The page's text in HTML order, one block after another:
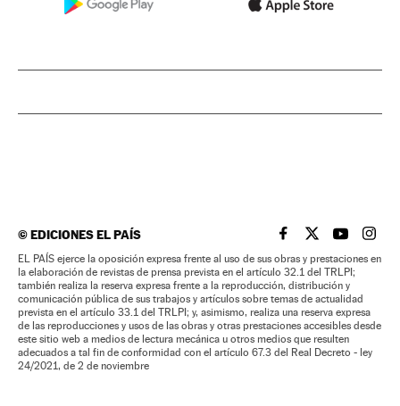
©EDICIONES EL PAÍS EL PAÍS BRASIL EN
EL PAÍSEL PAÍS
EL
EL PAÍS ejerce la oposición expresa frente al uso de sus obras y prestaciones en
la elaboración de revistas de prensa prevista en el artículo 32.1 del TRLPI;
también realiza la reserva expresa frente a la reproducción, distribución y
comunicación pública de sus trabajos y artículos sobre temas de actualidad
prevista en el artículo 33.1 del TRLPI; y, asimismo, realiza una reserva expresa
de las reproducciones y usos de las obras y otras prestaciones accesibles desde
este sitio web a medios de lectura mecánica u otros medios que resulten
adecuados a tal fin de conformidad con el artículo 67.3 del Real Decreto - ley
24/2021, de 2 de noviembre